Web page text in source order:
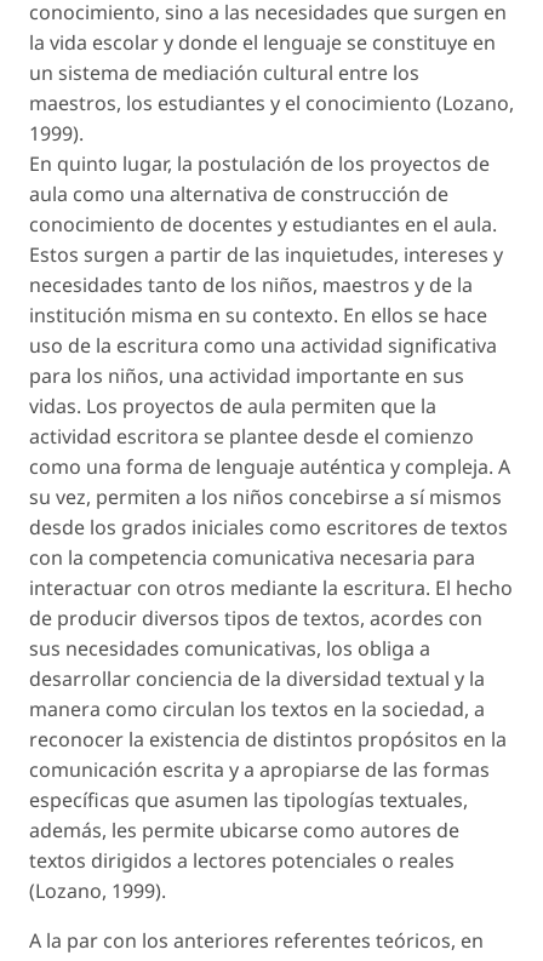
conocimiento, sino a las necesidades que surgen en
la vida escolar y donde el lenguaje se constituye en
un sistema de mediación cultural entre los
maestros, los estudiantes y el conocimiento (Lozano,
1999).
En quinto lugar, la postulación de los proyectos de
aula como una alternativa de construcción de
conocimiento de docentes y estudiantes en el aula.
Estos surgen a partir de las inquietudes, intereses y
necesidades tanto de los niños, maestros y de la
institución misma en su contexto. En ellos se hace
uso de la escritura como una actividad significativa
para los niños, una actividad importante en sus
vidas. Los proyectos de aula permiten que la
actividad escritora se plantee desde el comienzo
como una forma de lenguaje auténtica y compleja. A
su vez, permiten a los niños concebirse a sí mismos
desde los grados iniciales como escritores de textos
con la competencia comunicativa necesaria para
interactuar con otros mediante la escritura. El hecho
de producir diversos tipos de textos, acordes con
sus necesidades comunicativas, los obliga a
desarrollar conciencia de la diversidad textual y la
manera como circulan los textos en la sociedad, a
reconocer la existencia de distintos propósitos en la
comunicación escrita y a apropiarse de las formas
específicas que asumen las tipologías textuales,
además, les permite ubicarse como autores de
textos dirigidos a lectores potenciales o reales
(Lozano, 1999).
A la par con los anteriores referentes teóricos, en